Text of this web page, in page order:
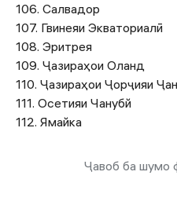
106. Салвадор
107. Гвинеяи Экваториалӣ
108. Эритрея
109. Ҷазираҳои Оланд
110. Ҷазираҳои Ҷорҷияи
111. Осетияи Чанубй
112. Ямайка
Ҷавоб ба шумо